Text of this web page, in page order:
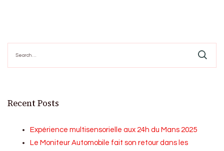
for:
Recent Posts
Expérience multisensorielle aux 24h du Mans 2025
Le Moniteur Automobile fait son retour dans les